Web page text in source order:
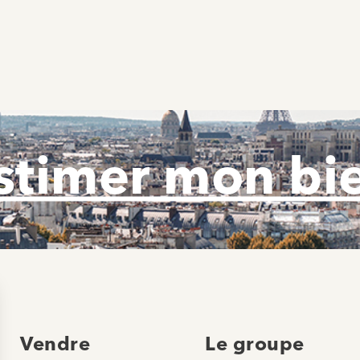
mon
Vendre Le groupe